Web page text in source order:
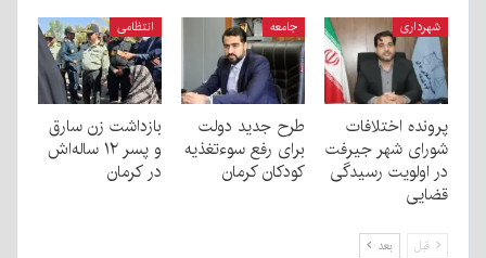
شهرداری
پرونده اختلافات
شورای شهر جیرفت
در اولویت رسیدگی
قضایی
جامعه
طرح جدید دولت
برای رفع سوءتغذیه
کودکان کرمان
انتظامی
بازداشت زن سارق
و پسر ۱۲ ساله‌اش
در کرمان
قبل بعد